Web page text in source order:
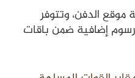
موقع الدفن، وتتوفر
إضافية ضمن باقات